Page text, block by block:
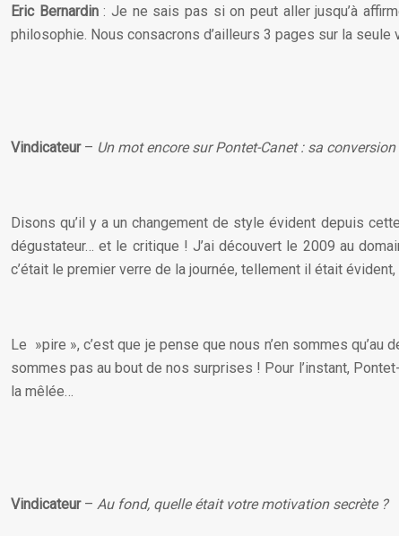
Eric Bernardin: Je ne sais pas si on peut aller jusqu’à
philosophie. Nous consacrons d’ailleurs 3 pages sur la
Vindicateur– Un mot encore sur Pontet-Canet : sa
Disons qu’il y a un changement de style évident depuis
dégustateur… et le critique ! J’ai découvert le 2009 au
c’était le premier verre de la journée, tellement il était évident,
Le »pire », c’est que je pense que nous n’en sommes
sommes pas au bout de nos surprises ! Pour l’instant,
la mêlée…
Vindicateur– Au fond, quelle était votre motivation secrète ?